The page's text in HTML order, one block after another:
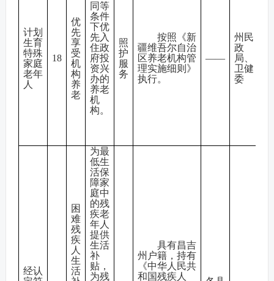
计划
生育
特殊
家庭
老年
人
18
优
先
享
受
机
构
养
老
同等
条件
下优
先入
住政
府投
资兴
办的
养老
机
构。
照
护
服
务
按照《新
疆维吾尔自治
区养老机构管
理实施细则》
执行。
——
州民
政
局、
卫健
委
经认
困
难
残
疾
人
生
活
为最
低生
活保
障家
庭中
的残
疾老
年人
提供
生活
补
贴，
为残
具有昌吉
州户籍，持有
《中华人民共
和国残疾人